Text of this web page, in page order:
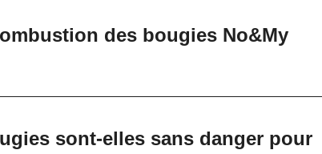
des bougies No&My
sont-elles sans danger pour